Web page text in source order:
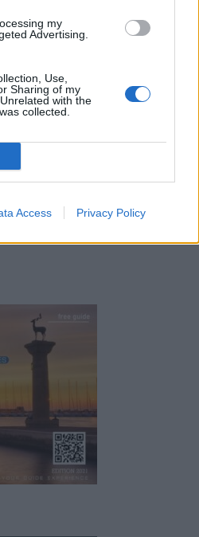
my
Advertising.
Use,
Sharing of my
with the
collected.
Access Privacy Policy